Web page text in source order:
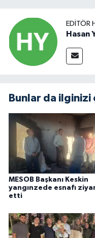
EDITÖR
Hasan
Bunlar da ilginizi
MESOB Başkanı Keskin
yangınzede esnafı
etti